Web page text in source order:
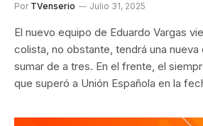
Por TVenserio Julio 31, 2025
El nuevo equipo de Eduardo Vargas
colista, no obstante, tendrá una nueva
sumar de a tres. En el frente, el
que superó a Unión Española en la